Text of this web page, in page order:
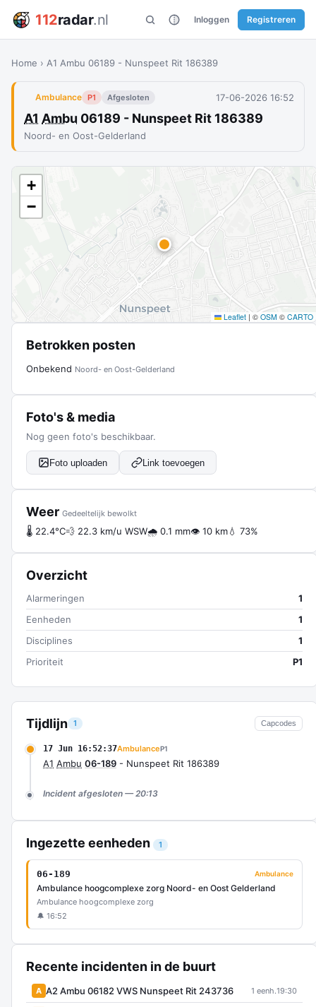
112radar.nl Inloggen Registreren
Home › A1 Ambu 06189 - Nunspeet Rit 186389
Ambulance P1 Afgesloten 17-06-2026 16:52
A1 Ambu 06189 - Nunspeet Rit 186389
Noord- en Oost-Gelderland
Tijdlijn 1 Capcodes
17 Jun 16:52:37AmbulanceP1
A1 Ambu 06-189 - Nunspeet Rit 186389
Incident afgesloten — 20:13
Ingezette eenheden 1
06-189 Ambulance
Ambulance hoogcomplexe zorg Noord- en Oost Gelderland
Ambulance hoogcomplexe zorg
🔔 16:52
Recente incidenten in de buurt
A A2 Ambu 06182 VWS Nunspeet Rit 243736 1 eenh.19:30
+
−
Leaflet | © OSM © CARTO
Betrokken posten
Onbekend Noord- en Oost-Gelderland
Foto's & media
Nog geen foto's beschikbaar.
Foto uploaden Link toevoegen
Weer Gedeeltelijk bewolkt
🌡 22.4°C💨 22.3 km/u WSW🌧 0.1 mm👁 10 km💧 73%
Overzicht
Alarmeringen
1
Eenheden
1
Disciplines
1
Prioriteit
P1